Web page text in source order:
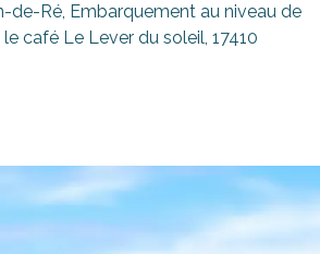
de-Ré, Embarquement au niveau de
café Le Lever du soleil, 17410
aux favoris